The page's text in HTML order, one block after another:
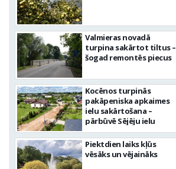
Valmieras novadā
turpina sakārtot tiltus –
šogad remontēs piecus
Kocēnos turpinās
pakāpeniska apkaimes
ielu sakārtošana –
pārbūvē Sējēju ielu
Piektdien laiks kļūs
vēsāks un vējaināks